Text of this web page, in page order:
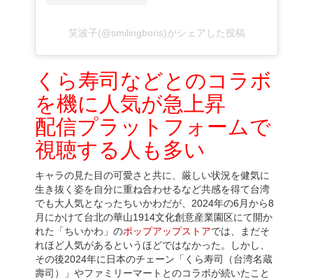
笑波子(@smilingboris)がシェアした投稿
くら寿司などとのコラボ
を機に人気が急上昇
配信プラットフォームで
視聴する人も多い
キャラの見た目の可愛さと共に、厳しい状況を健気に
生き抜く姿を自分に重ね合わせるなど共感を得て台湾
でも大人気となったちいかわだが、2024年の6月から8
月にかけて台北の華山1914文化創意産業園区にて開か
れた「ちいかわ」のポップアップストアでは、まだそ
れほど人気があるというほどではなかった。しかし、
その後2024年に日本のチェーン「くら寿司（台湾名蔵
壽司）」やファミリーマートとのコラボが続いたこと